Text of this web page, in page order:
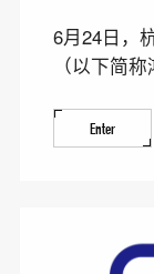
6月24日，
（以下简
Enter